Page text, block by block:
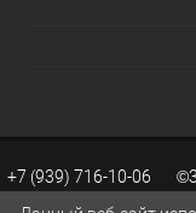
+7 (939) 716-10-06